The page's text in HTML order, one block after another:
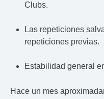
Clubs.
Las repeticiones
repeticiones previas.
Estabilidad general
Hace un mes